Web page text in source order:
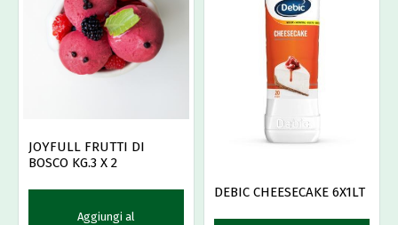
JOYFULL FRUTTI DI
BOSCO KG.3 X 2
Aggiungi al
DEBIC CHEESECAKE 6X1LT